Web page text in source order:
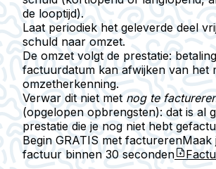
de looptijd).
Laat periodiek het geleverde deel
schuld naar omzet.
De omzet volgt de prestatie:
factuurdatum kan afwijken van het
omzetherkenning.
Verwar dit niet met nog te
(opgelopen opbrengsten): dat is al
prestatie die je nog niet hebt
Begin GRATIS met facturerenMaak
factuur binnen 30 seconden